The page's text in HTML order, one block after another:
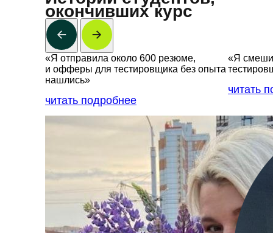
окончивших курс
«Я отправила около 600 резюме,
и офферы для тестировщика без опыта
нашлись»
читать подробнее
«Я
читать